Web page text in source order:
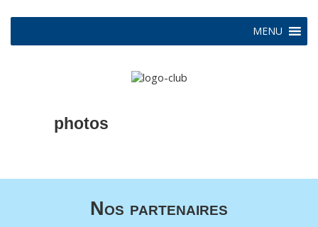
MENU
photos
Nos partenaires